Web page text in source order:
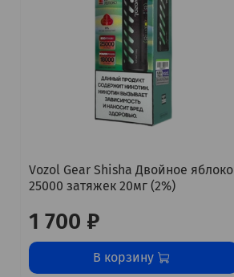
Vozol Gear Shisha Двойное яблоко
25000 затяжек 20мг (2%)
1 700 ₽
В корзину